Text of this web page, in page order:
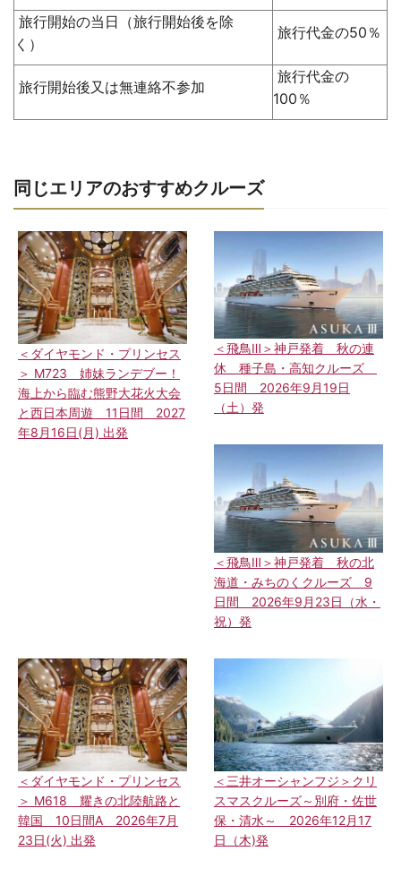
旅行開始の当日（旅行開始後を除
く）
旅行代金の50％
旅行開始後又は無連絡不参加
旅行代金の
100％
同じエリアのおすすめクルーズ
＜ダイヤモンド・プリンセス
＞ M723 姉妹ランデブー！
海上から臨む熊野大花火大会
と西日本周遊 11日間 2027
年8月16日(月) 出発
＜飛鳥Ⅲ＞神戸発着 秋の連
休 種子島・高知クルーズ
5日間 2026年9月19日
（土）発
＜飛鳥Ⅲ＞神戸発着 秋の北
海道・みちのくクルーズ 9
日間 2026年9月23日（水・
祝）発
＜ダイヤモンド・プリンセス
＞ M618 耀きの北陸航路と
韓国 10日間A 2026年7月
23日(火) 出発
＜三井オーシャンフジ＞クリ
スマスクルーズ～別府・佐世
保・清水～ 2026年12月17
日（木)発